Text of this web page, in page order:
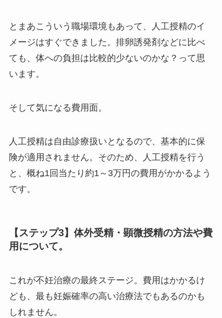
とまあこういう職場環境もあって、人工授精のイ
メージはすぐできました。排卵誘発剤などに比べ
ても、体への負担は比較的少ないのかな？って思
います。
そして気になる費用面。
人工授精は自由診療扱いとなるので、基本的に保
険が適用されません。そのため、人工授精を行う
と、概ね1回当たり約1～3万円の費用がかかるよう
です。
【ステップ3】体外受精・顕微授精の方法や費
用について。
これが不妊治療の最終ステージ。費用はかかるけ
ども、最も妊娠確率の高い治療法でもあるのかも
しれません。